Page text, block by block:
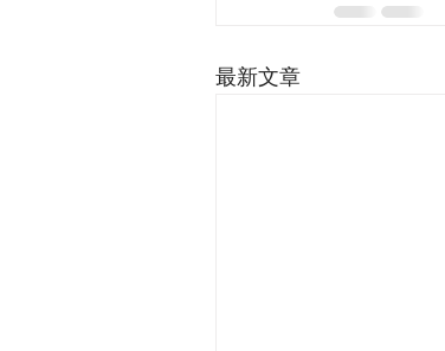
最新文章